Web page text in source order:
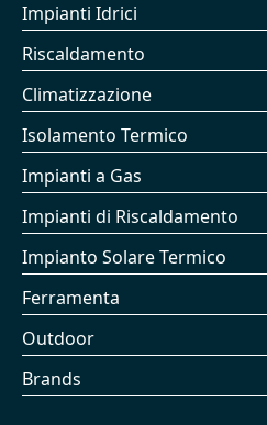
Impianti Idrici
Riscaldamento
Climatizzazione
Isolamento Termico
Impianti a Gas
Impianti di Riscaldamento
Impianto Solare Termico
Ferramenta
Outdoor
Brands